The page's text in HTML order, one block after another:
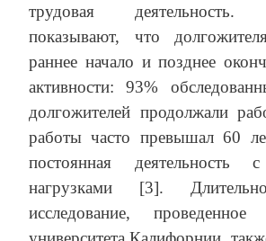
трудовая деятельность.
показывают, что
раннее начало и позднее
активности: 93%
долгожителей продолжали
работы часто превышал 60
постоянная деятельность
нагрузками [3].
исследование,